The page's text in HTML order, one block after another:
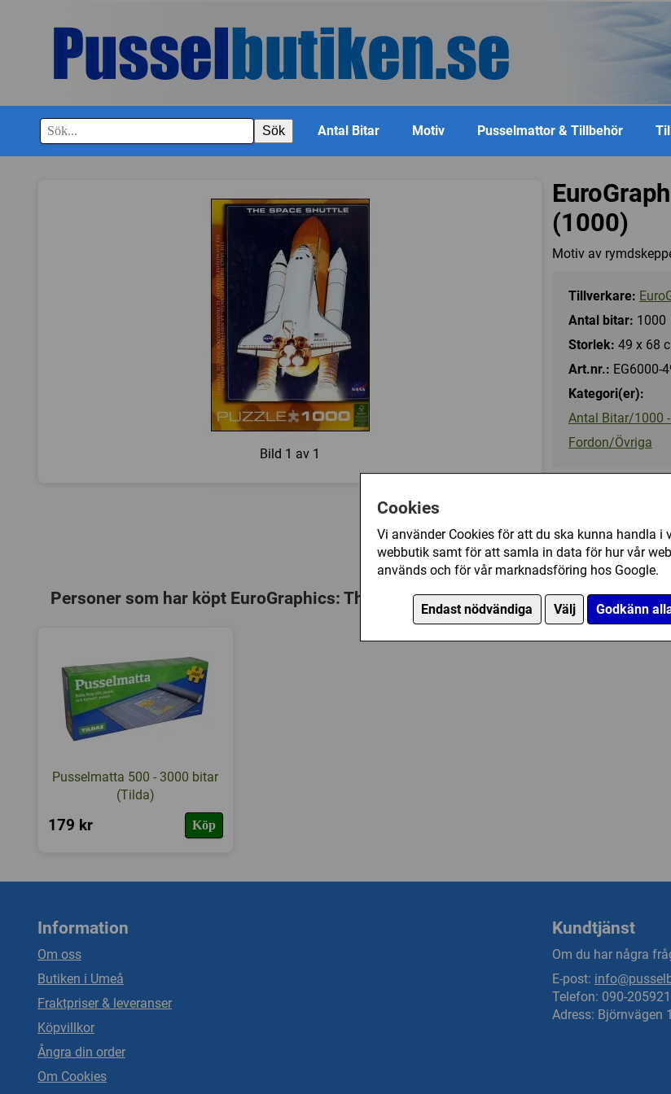
Cookies
Vi använder Cookies för att du ska kunna handla i
webbutik samt för att samla in data för hur vår
används och för vår marknadsföring hos Google.
Endast nödvändiga Välj Godkänn
Sök Antal Bitar Motiv Pusselmattor & Tillbehör
Bild 1 av 1
(1000)
Motiv av
Tillverkare:
Antal bitar: 1000
Storlek: 49 x 68
Art.nr.: EG6000-
Kategori(er):
Antal Bitar/1000
Fordon/Övriga
Ej tillgänglig
Personer som har köpt EuroGraphics: The Space Shuttle Atlantis (1000) har
Pusselmatta 500 - 3000 bitar
(Tilda)
179 kr Köp
Information
Om oss
Butiken i Umeå
Fraktpriser & leveranser
Köpvillkor
Ångra din order
Om Cookies
Kundtjänst
Om du har några
E-post:
Telefon: 090-
Adress: Björnvägen